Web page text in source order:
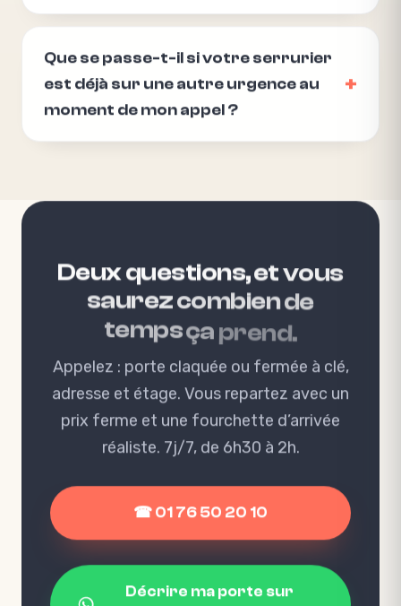
Que se passe-t-il si votre serrurier
est déjà sur une autre urgence au
moment de mon appel ?
Deuxquestions,etvous
saurezcombiende
tempsçaprend.
Appelez : porte claquée ou fermée à clé,
adresse et étage. Vous repartez avec un
prix ferme et une fourchette d’arrivée
réaliste. 7j/7, de 6h30 à 2h.
☎ 01 76 50 20 10
Décrire ma porte sur